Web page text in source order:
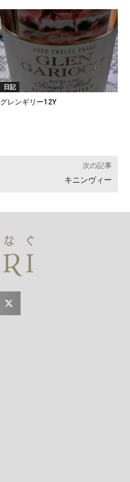
日記
グレンギリー12Y
次の記事
キニンヴィー